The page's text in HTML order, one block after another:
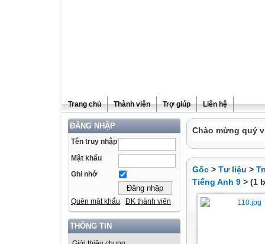
Trang chủ Thành viên Trợ giúp Liên hệ
ĐĂNG NHẬP
Tên truy nhập
Mật khẩu
Ghi nhớ
Quên mật khẩu ĐK thành viên
THÔNG TIN
Chào mừng quý
Gốc > Tư liệu >
Tiếng Anh 9 > (1